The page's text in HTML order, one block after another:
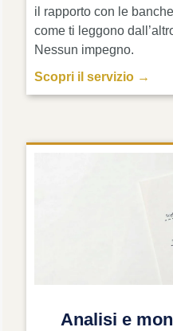
il rapporto con le
come ti leggono
Nessun impegno.
Scopri il servizio →
Analisi e